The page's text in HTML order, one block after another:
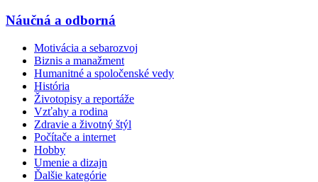
Náučná a odborná
Motivácia a sebarozvoj
Biznis a manažment
Humanitné a spoločenské vedy
História
Životopisy a reportáže
Vzťahy a rodina
Zdravie a životný štýl
Počítače a internet
Hobby
Umenie a dizajn
Ďalšie kategórie